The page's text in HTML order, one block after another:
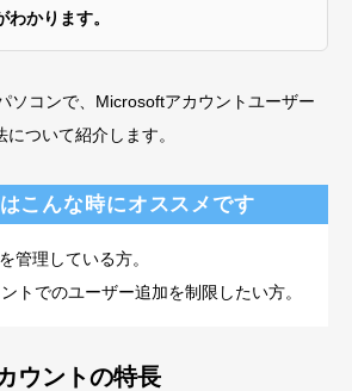
かります。
ソコンで、Microsoftアカウントユーザー
ついて紹介します。
こんな時にオススメです
管理している方。
トでのユーザー追加を制限したい方。
ウントの特長